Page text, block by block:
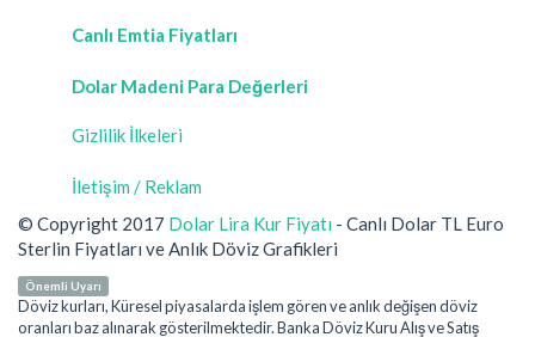
Canlı Emtia Fiyatları
Dolar Madeni Para Değerleri
Gizlilik İlkeleri
İletişim / Reklam
© Copyright 2017 Dolar Lira Kur Fiyatı - Canlı Dolar TL Euro
Sterlin Fiyatları ve Anlık Döviz Grafikleri
Önemli Uyarı
Döviz kurları, Küresel piyasalarda işlem gören ve anlık değişen döviz
oranları baz alınarak gösterilmektedir. Banka Döviz Kuru Alış ve Satış